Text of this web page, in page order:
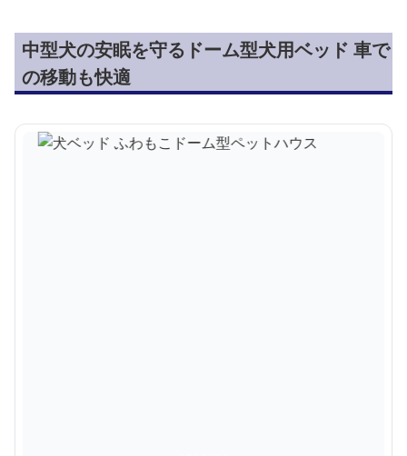
中型犬の安眠を守るドーム型犬用ベッド 車で
の移動も快適